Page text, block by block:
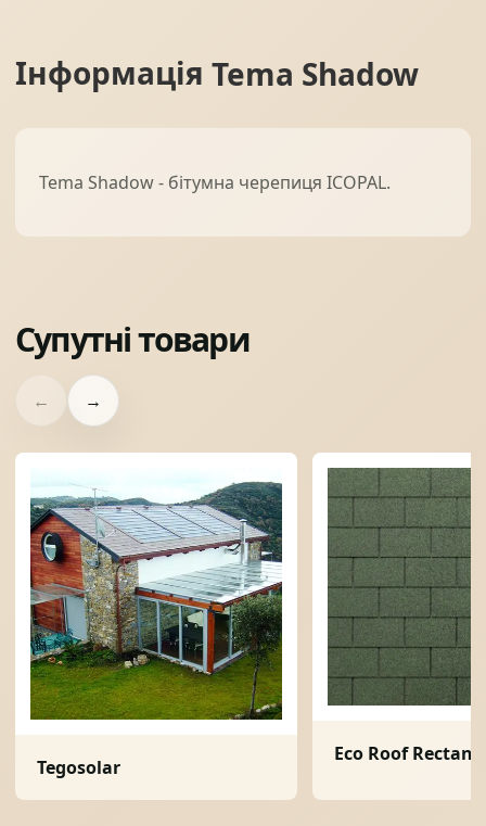
Інформація Tema Shadow
Tema Shadow - бітумна черепиця ICOPAL.
Супутні товари
← →
Tegosolar
Eco Roof